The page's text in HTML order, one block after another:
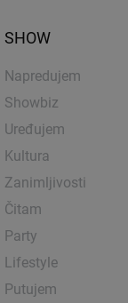
SHOW
Napredujem
Showbiz
Uređujem
Kultura
Zanimljivosti
Čitam
Party
Lifestyle
Putujem